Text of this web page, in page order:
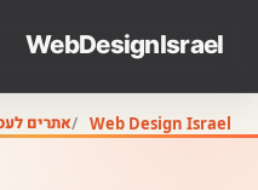
Web Design Israel אתרים